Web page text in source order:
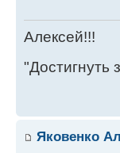
Алексей!!!
"Достигнуть
Яковенко